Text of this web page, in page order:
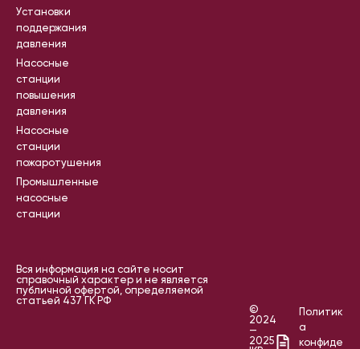
Установки
поддержания
давления
Насосные
станции
повышения
давления
Насосные
станции
пожаротушения
Промышленные
насосные
станции
Вся информация на сайте носит
справочный характер и не является
публичной офертой, определяемой
статьей 437 ГК РФ
©
2024
—
2025
Политик
а
конфиде